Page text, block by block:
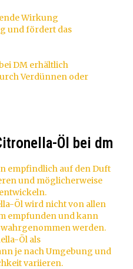
Wirkung
und fördert das
DM erhältlich
Verdünnen oder
Öl bei dm
empfindlich auf den Duft
und möglicherweise
Öl wird nicht von allen
empfunden und kann
werden.
Öl als
je nach Umgebung und
variieren.